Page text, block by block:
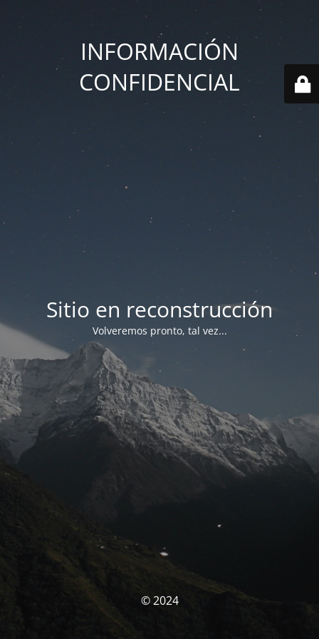
INFORMACIÓN
CONFIDENCIAL
Sitio en reconstrucción
Volveremos pronto, tal vez...
© 2024